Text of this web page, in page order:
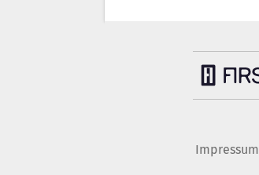
Impressum